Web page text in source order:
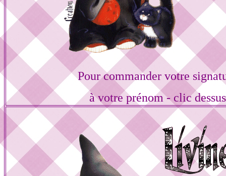
Pour commander votre
à votre prénom - clic dessus